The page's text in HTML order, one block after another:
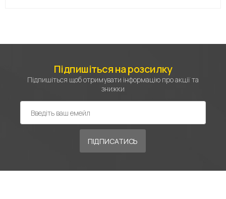
Підпишіться на розсилку
Підпишіться щоб отримувати інформацію про акції та
знижки
ПІДПИСАТИСЬ